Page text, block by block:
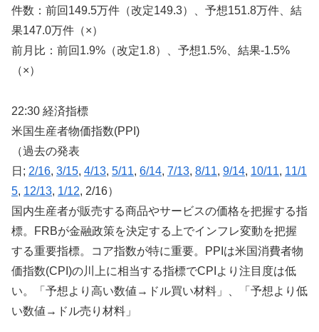
件数：前回149.5万件（改定149.3）、予想151.8万件、結
果147.0万件（×）
前月比：前回1.9%（改定1.8）、予想1.5%、結果-1.5%
（×）
22:30 経済指標
米国生産者物価指数(PPI)
（過去の発表
日; 2/16, 3/15, 4/13, 5/11, 6/14, 7/13, 8/11, 9/14, 10/11, 11/1
5, 12/13, 1/12, 2/16）
国内生産者が販売する商品やサービスの価格を把握する指
標。FRBが金融政策を決定する上でインフレ変動を把握
する重要指標。コア指数が特に重要。PPIは米国消費者物
価指数(CPI)の川上に相当する指標でCPIより注目度は低
い。「予想より高い数値→ドル買い材料」、「予想より低
い数値→ドル売り材料」